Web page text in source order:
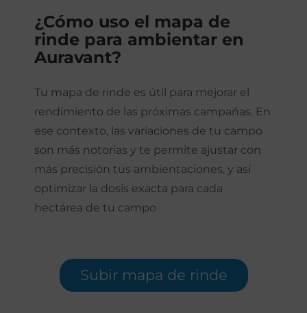
¿Cómo uso el mapa de
rinde para ambientar en
Auravant?
Tu mapa de rinde es útil para mejorar el
rendimiento de las próximas campañas. En
ese contexto, las variaciones de tu campo
son más notorias y te permite ajustar con
más precisión tus ambientaciones, y así
optimizar la dosis exacta para cada
hectárea de tu campo
Subir mapa de rinde